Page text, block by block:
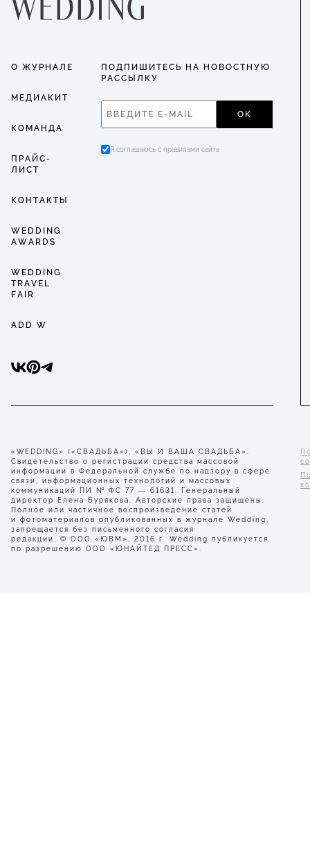
О ЖУРНАЛЕ
МЕДИАКИТ
КОМАНДА
ПРАЙС-
ЛИСТ
КОНТАКТЫ
WEDDING
AWARDS
WEDDING
TRAVEL
FAIR
ADD W
ПОДПИШИТЕСЬ НА НОВОСТНУЮ
РАССЫЛКУ
ОК
Я соглашаюсь с правилами сайта
«WEDDING» («СВАДЬБА»), «ВЫ И ВАША СВАДЬБА».
Свидетельство о регистрации средства массовой
информации в Федеральной службе по надзору в сфере
связи, информационных технологий и массовых
коммуникаций ПИ № ФС 77 — 61631. Генеральный
директор Елена Бурякова. Авторские права защищены.
Полное или частичное воспроизведение статей
и фотоматериалов опубликованных в журнале Wedding,
запрещается без письменного согласия
редакции. © ООО «ЮВМ», 2016 г. Wedding публикуется
по разрешению ООО «ЮНАЙТЕД ПРЕСС».